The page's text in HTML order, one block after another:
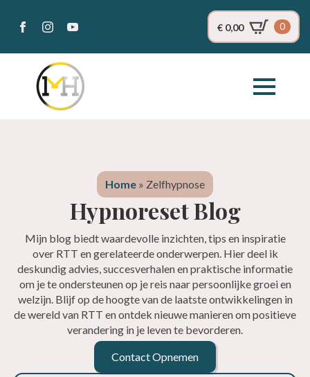
€0,00 0
Home » Zelfhypnose
Hypnoreset Blog
Mijn blog biedt waardevolle inzichten, tips en inspiratie
over RTT en gerelateerde onderwerpen. Hier deel ik
deskundig advies, succesverhalen en praktische informatie
om je te ondersteunen op je reis naar persoonlijke groei en
welzijn. Blijf op de hoogte van de laatste ontwikkelingen in
de wereld van RTT en ontdek nieuwe manieren om positieve
verandering in je leven te bevorderen.
Contact Opnemen